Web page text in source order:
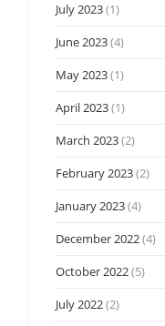
July 2023(1)
June 2023(4)
May 2023(1)
April 2023(1)
March 2023(2)
February 2023(2)
January 2023(4)
December 2022(4)
October 2022(5)
July 2022(2)